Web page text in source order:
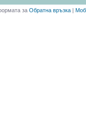
за Обратна връзка |